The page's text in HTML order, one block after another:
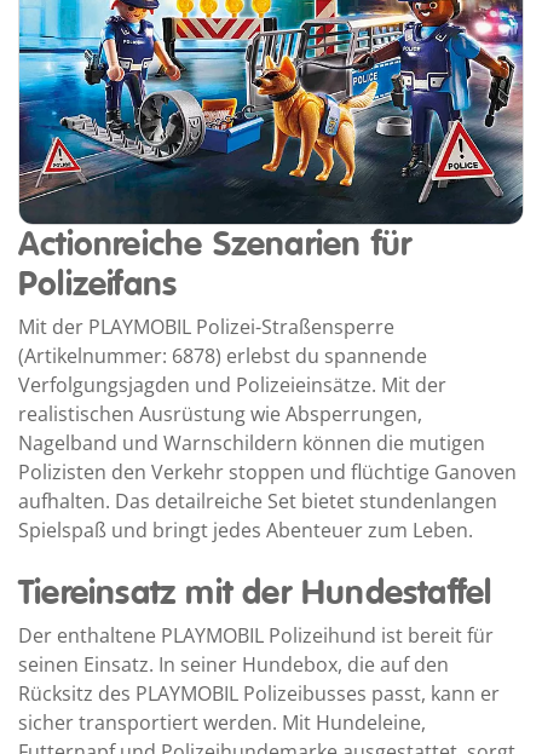
Actionreiche Szenarien für
Polizeifans
Mit der PLAYMOBIL Polizei-Straßensperre
(Artikelnummer: 6878) erlebst du spannende
Verfolgungsjagden und Polizeieinsätze. Mit der
realistischen Ausrüstung wie Absperrungen,
Nagelband und Warnschildern können die mutigen
Polizisten den Verkehr stoppen und flüchtige Ganoven
aufhalten. Das detailreiche Set bietet stundenlangen
Spielspaß und bringt jedes Abenteuer zum Leben.
Tiereinsatz mit der Hundestaffel
Der enthaltene PLAYMOBIL Polizeihund ist bereit für
seinen Einsatz. In seiner Hundebox, die auf den
Rücksitz des PLAYMOBIL Polizeibusses passt, kann er
sicher transportiert werden. Mit Hundeleine,